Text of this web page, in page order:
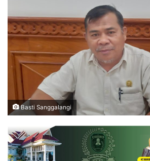
Basti Sanggalangi